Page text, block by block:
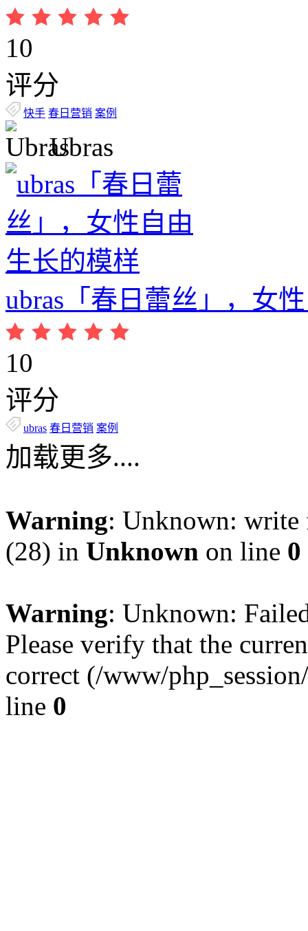
10
评分
快手 春日营销 案例
Ubras
ubras「春⽇蕾丝」，女
10
评分
ubras 春日营销 案例
加载更多....
Warning: Unknown: write
(28) in Unknown on line 0
Warning: Unknown:
Please verify that the
correct (/www/
line 0